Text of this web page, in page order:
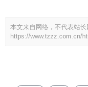
本文来自网络，不代表站长
https://www.tzzz.com.cn/